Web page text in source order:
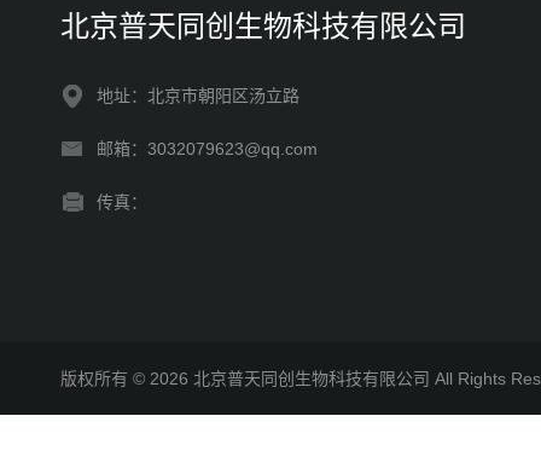
北京普天同创生物科技有限公司
地址：北京市朝阳区汤立路
邮箱：3032079623@qq.com
传真：
版权所有 © 2026 北京普天同创生物科技有限公司 All Rights